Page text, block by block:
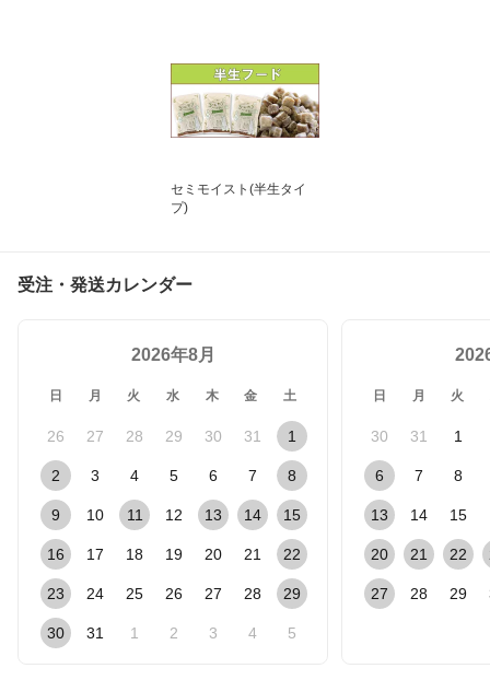
セミモイスト(半生タイ
プ)
受注・発送カレンダー
2026年8月
日 月 火 水 木 金 土
26 27 28 29 30 31 1
2 3 4 5 6 7 8
9 10 11 12 13 14 15
16 17 18 19 20 21 22
23 24 25 26 27 28 29
30 31 1 2 3 4 5
日 月 火
30 31 1
6 7 8
13 14 15
20 21 22
27 28 29